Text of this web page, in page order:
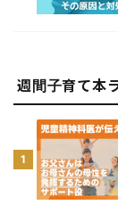
週間子育て本
1